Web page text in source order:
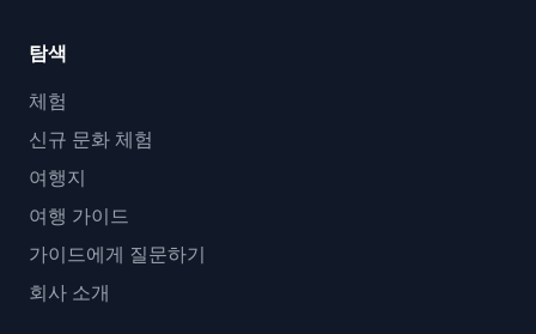
탐색
체험
신규 문화 체험
여행지
여행 가이드
가이드에게 질문하기
회사 소개